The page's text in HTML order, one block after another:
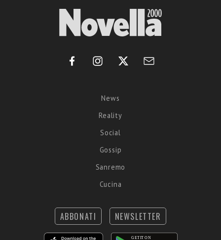
News
Reality
Social
Gossip
Sanremo
Cucina
ABBONATI NEWSLETTER